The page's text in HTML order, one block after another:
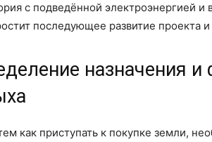
с подведённой электроэнергией
последующее развитие проекта
назначения
как приступать к покупке земли,